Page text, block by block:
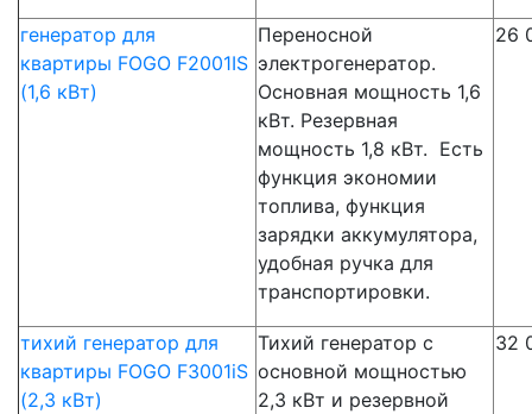
генератор для
квартиры FOGO F2001IS
(1,6 кВт)
Переносной
электрогенератор.
Основная мощность 1,6
кВт. Резервная
мощность 1,8 кВт. Есть
функция экономии
топлива, функция
зарядки аккумулятора,
удобная ручка для
транспортировки.
26
тихий генератор для
квартиры FOGO F3001iS
(2,3 кВт)
Тихий генератор с
основной мощностью
2,3 кВт и резервной
32